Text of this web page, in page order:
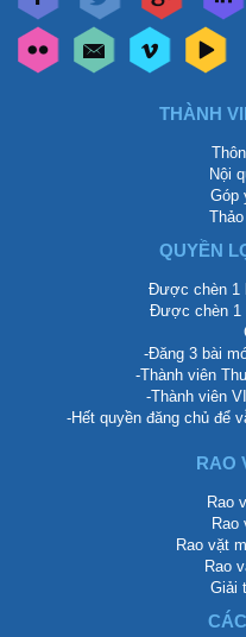
THÀNH
Nội
Góp
QUYỀN
Được chèn 1
Được chèn 1
-Đăng 3 bài
-Thành viên
-Thành viên
-Hết quyền đăng chủ để
RAO
Rao
Rao
Rao vặt
Rao
Giải